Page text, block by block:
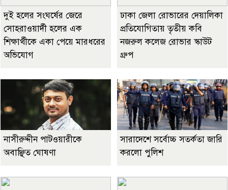
দুই হলের সংঘর্ষের জেরে
সোহরাওয়ার্দী হলের এক
শিক্ষার্থীকে একা পেয়ে মারধরের
অভিযোগ
ঢাকা জেলা রোভারের দেয়ালিকা
প্রতিযোগিতায় তৃতীয় কবি
নজরুল কলেজ রোভার স্কাউট
গ্রুপ
নাসীরুদ্দীন পাটওয়ারীকে
অবাঞ্ছিত ঘোষণা
সারাদেশে সর্বোচ্চ সতর্কতা জারি
করলো পুলিশ